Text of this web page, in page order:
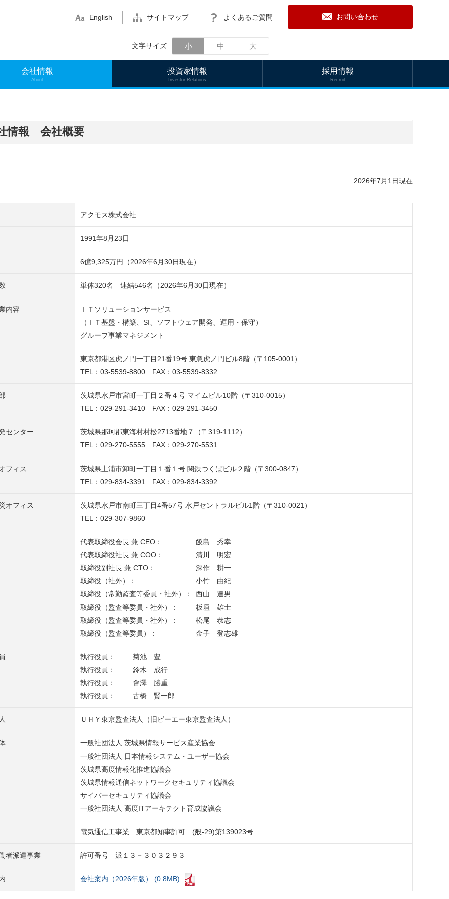
English サイトマップ よくあるご質問 お問い合わせ
文字サイズ 小 中 大
会社情報
About
投資家情報
Investor Relations
採用情報
Recruit
情報 会社概要
2026年7月1日現在
アクモス株式会社
1991年8月23日
6億9,325万円（2026年6月30日現在）
単体320名 連結546名（2026年6月30日現在）
内容
ＩＴソリューションサービス
（ＩＴ基盤・構築、SI、ソフトウェア開発、運用・保守）
グループ事業マネジメント
東京都港区虎ノ門一丁目21番19号 東急虎ノ門ビル8階（〒105-0001）
TEL：03-5539-8800 FAX：03-5539-8332
茨城県水戸市宮町一丁目２番４号 マイムビル10階（〒310-0015）
TEL：029-291-3410 FAX：029-291-3450
センター
茨城県那珂郡東海村村松2713番地７（〒319-1112）
TEL：029-270-5555 FAX：029-270-5531
フィス
茨城県土浦市卸町一丁目１番１号 関鉄つくばビル２階（〒300-0847）
TEL：029-834-3391 FAX：029-834-3392
オフィス
茨城県水戸市南町三丁目4番57号 水戸セントラルビル1階（〒310-0021）
TEL：029-307-9860
代表取締役会長 兼 CEO：
飯島 秀幸
代表取締役社長 兼 COO：
清川 明宏
取締役副社長 兼 CTO：
深作 耕一
取締役（社外）：
小竹 由紀
取締役（常勤監査等委員・社外）：
西山 達男
取締役（監査等委員・社外）：
板垣 雄士
取締役（監査等委員・社外）：
松尾 恭志
取締役（監査等委員）：
金子 登志雄
執行役員：
菊池 豊
執行役員：
鈴木 成行
執行役員：
會澤 勝重
執行役員：
古橋 賢一郎
ＵＨＹ東京監査法人（旧ビーエー東京監査法人）
一般社団法人 茨城県情報サービス産業協会
一般社団法人 日本情報システム・ユーザー協会
茨城県高度情報化推進協議会
茨城県情報通信ネットワークセキュリティ協議会
サイバーセキュリティ協議会
一般社団法人 高度ITアーキテクト育成協議会
電気通信工事業 東京都知事許可 (般-29)第139023号
者派遣事業 許可番号 派１３－３０３２９３
会社案内（2026年版） (0.8MB)